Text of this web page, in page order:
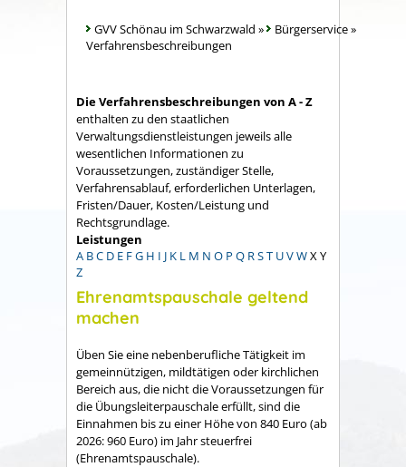
GVV Schönau im Schwarzwald » Bürgerservice»
Verfahrensbeschreibungen
Die Verfahrensbeschreibungen von A - Z
enthalten zu den staatlichen
Verwaltungsdienstleistungen jeweils alle
wesentlichen Informationen zu
Voraussetzungen, zuständiger Stelle,
Verfahrensablauf, erforderlichen Unterlagen,
Fristen/Dauer, Kosten/Leistung und
Rechtsgrundlage.
Leistungen
A BC D E FG H I J K L M N O P Q RST UVWX Y
Z
Ehrenamtspauschale geltend
machen
Üben Sie eine nebenberufliche Tätigkeit im
gemeinnützigen, mildtätigen oder kirchlichen
Bereich aus, die nicht die Voraussetzungen für
die Übungsleiterpauschale erfüllt, sind die
Einnahmen bis zu einer Höhe von 840 Euro (ab
2026: 960 Euro) im Jahr steuerfrei
(Ehrenamtspauschale).